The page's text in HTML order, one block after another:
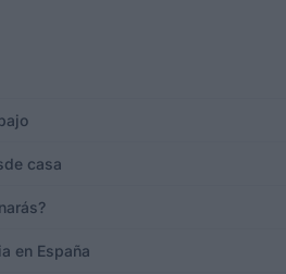
casa
en España